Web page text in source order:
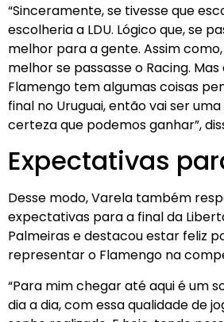
“Sinceramente, se tivesse que
escolheria a LDU. Lógico que, se
melhor para a gente. Assim
melhor se passasse o Racing.
Flamengo tem algumas coisas
final no Uruguai, então vai ser
certeza que podemos ganhar”,
Expectativas
Desse modo, Varela também
expectativas para a final da
Palmeiras e destacou estar feliz
representar o Flamengo na
“Para mim chegar até aqui é um
dia a dia, com essa qualidade de